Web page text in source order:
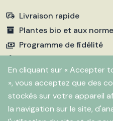
En cliquant sur « Accepter
», vous acceptez que des
stockés sur votre appareil
la navigation sur le site,
Livraison rapide
Plantes bio et aux
Programme de fidélité
Paiements sécurisés
2026 Pharmacie